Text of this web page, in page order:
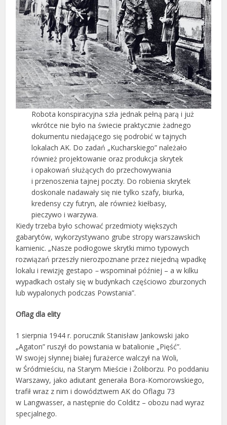
Robota konspiracyjna szła jednak pełną parą i już
wkrótce nie było na świecie praktycznie żadnego
dokumentu niedającego się podrobić w tajnych
lokalach AK. Do zadań „Kucharskiego” należało
również projektowanie oraz produkcja skrytek
i opakowań służących do przechowywania
i przenoszenia tajnej poczty. Do robienia skrytek
doskonale nadawały się nie tylko szafy, biurka,
kredensy czy futryn, ale również kiełbasy,
pieczywo i warzywa.
Kiedy trzeba było schować przedmioty większych
gabarytów, wykorzystywano grube stropy warszawskich
kamienic. „Nasze podłogowe skrytki mimo typowych
rozwiązań przeszły nierozpoznane przez niejedną wpadkę
lokalu i rewizję gestapo –wspominał później – a w kilku
wypadkach ostały się w budynkach częściowo zburzonych
lub wypalonych podczas Powstania”.
Oflag dla elity
1 sierpnia 1944 r. porucznik Stanisław Jankowski jako
„Agaton” ruszył do powstania w batalionie „Pięść”.
W swojej słynnej białej furażerce walczył na Woli,
w Śródmieściu, na Starym Mieście i Żoliborzu. Po poddaniu
Warszawy, jako adiutant generała Bora-Komorowskiego,
trafił wraz z nim i dowództwem AK do Oflagu 73
w Langwasser, a następnie do Colditz – obozu nad wyraz
specjalnego.